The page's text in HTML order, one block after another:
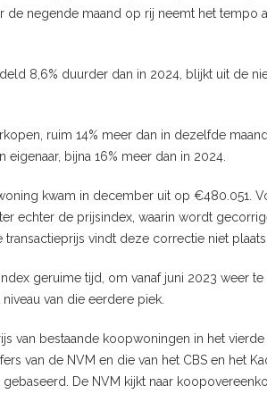
negende maand op rij neemt het tempo
8,6% duurder dan in 2024, blijkt uit de
ruim 14% meer dan in dezelfde
bijna 16% meer dan in 2024.
kwam in december uit op €480.051.
echter de prijsindex, waarin wordt
vindt deze correctie niet plaats.
geruime tijd, om vanaf juni 2023 weer te
van die eerdere piek.
van bestaande koopwoningen in het vierde
van de NVM en die van het CBS en het
De NVM kijkt naar